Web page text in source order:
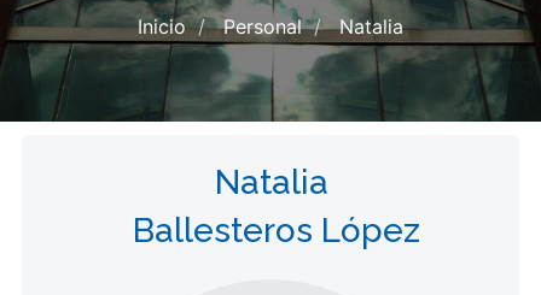
Inicio Personal Natalia
Natalia
Ballesteros López